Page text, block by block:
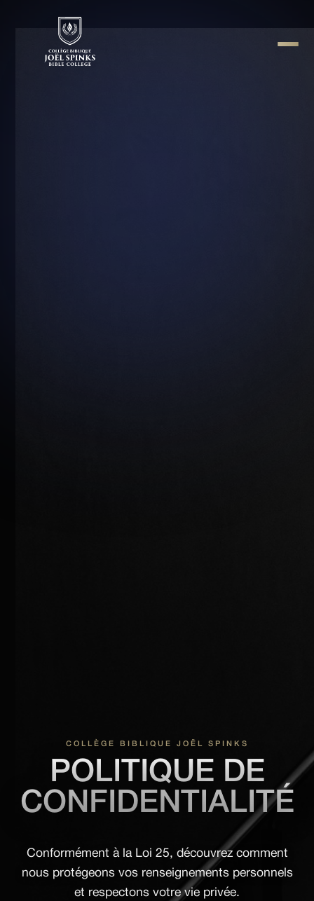
COLLÈGE BIBLIQUE JOËL SPINKS
POLITIQUE DE
CONFIDENTIALITÉ
Conformément à la Loi 25, découvrez comment
nous protégeons vos renseignements personnels
et respectons votre vie privée.